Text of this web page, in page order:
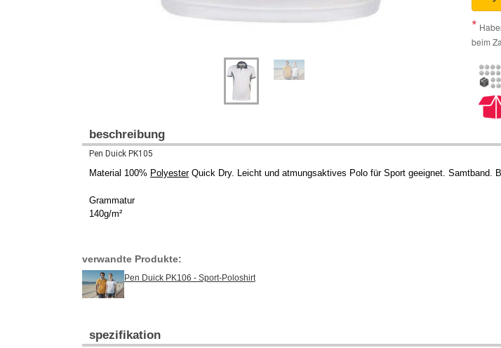
beim
beschreibung
Pen Duick PK105
Material 100% PolyesterQuick Dry. Leicht und atmungsaktives Polo für Sport geeignet. Samtband.
Grammatur
140g/m²
verwandte Produkte:
Pen Duick PK106 - Sport-Poloshirt
spezifikation